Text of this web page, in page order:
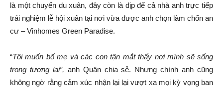
là một chuyến du xuân, đây còn là dịp để cả nhà anh trực tiếp
trải nghiệm lễ hội xuân tại nơi vừa được anh chọn làm chốn an
cư – Vinhomes Green Paradise.
“Tôi muốn bố mẹ và các con tận mắt thấy nơi mình sẽ sống
trong tương lai”, anh Quân chia sẻ. Nhưng chính anh cũng
không ngờ rằng cảm xúc nhận lại lại vượt xa mọi kỳ vọng ban